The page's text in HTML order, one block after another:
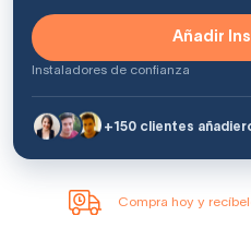
Añadir
Instaladores de confianza
+150 clientes
Compra hoy y